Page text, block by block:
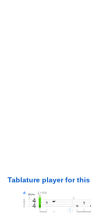
Tablature player for